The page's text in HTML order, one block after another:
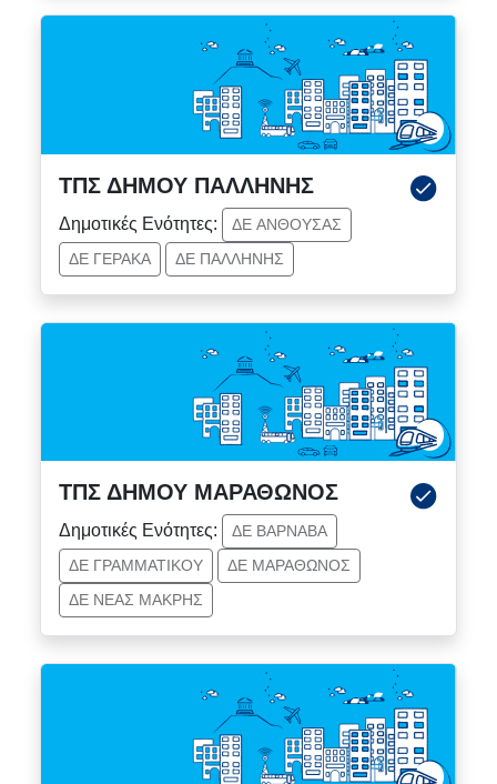
ΤΠΣ ΔΗΜΟΥ ΠΑΛΛΗΝΗΣ
Δημοτικές Ενότητες:
ΔΕ ΑΝΘΟΥΣΑΣ
ΔΕ ΓΕΡΑΚΑ
ΔΕ ΠΑΛΛΗΝΗΣ
ΤΠΣ ΔΗΜΟΥ ΜΑΡΑΘΩΝΟΣ
Δημοτικές Ενότητες:
ΔΕ ΒΑΡΝΑΒΑ
ΔΕ ΓΡΑΜΜΑΤΙΚΟΥ
ΔΕ ΜΑΡΑΘΩΝΟΣ
ΔΕ ΝΕΑΣ ΜΑΚΡΗΣ